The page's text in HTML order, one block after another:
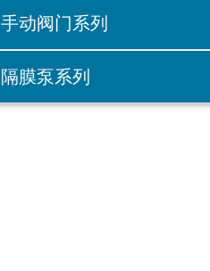
手动阀门系列
隔膜泵系列